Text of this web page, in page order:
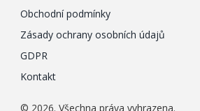
Obchodní podmínky
Zásady ochrany osobních údajů
GDPR
Kontakt
© 2026. Všechna práva vyhrazena.